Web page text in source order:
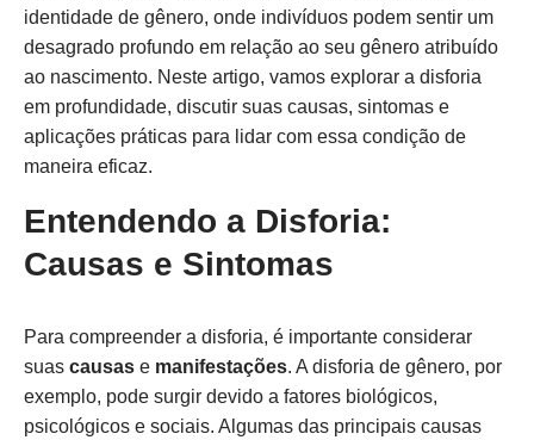
identidade de gênero, onde indivíduos podem sentir um
desagrado profundo em relação ao seu gênero atribuído
ao nascimento. Neste artigo, vamos explorar a disforia
em profundidade, discutir suas causas, sintomas e
aplicações práticas para lidar com essa condição de
maneira eficaz.
Entendendo a Disforia:
Causas e Sintomas
Para compreender a disforia, é importante considerar
suas causas e manifestações. A disforia de gênero, por
exemplo, pode surgir devido a fatores biológicos,
psicológicos e sociais. Algumas das principais causas